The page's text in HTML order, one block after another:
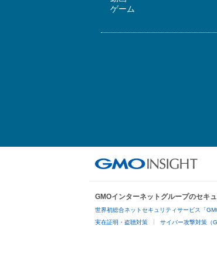
ゲーム
GMOインターネットグループのセキ
世界初総合ネットセキュリティサービス「
実在証明・盗聴対策 サイバー攻撃対策（